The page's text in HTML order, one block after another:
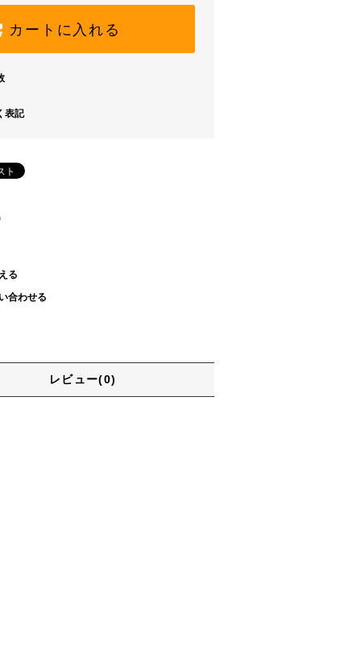
カートに入れる
表記
る
合わせる
レビュー(0)